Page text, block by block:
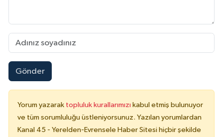
Gönder
Yorum yazarak topluluk kurallarımızı kabul etmiş bulunuyor
ve tüm sorumluluğu üstleniyorsunuz. Yazılan yorumlardan
Kanal 45 - Yerelden-Evrensele Haber Sitesi hiçbir şekilde